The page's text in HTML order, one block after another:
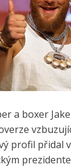
a boxer
profil přidal